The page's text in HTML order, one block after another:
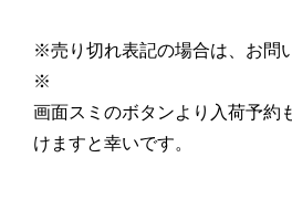
※売り切れ表記の場合は、お問
※
画面スミのボタンより入荷予約
けますと幸いです。